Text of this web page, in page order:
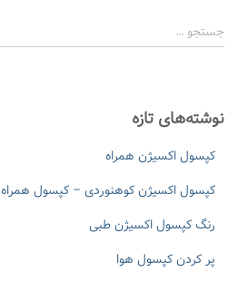
س
ب
جستجو …
نوشته‌های تازه
کپسول اکسیژن همراه
کپسول اکسیژن کوهنوردی – کپسول همراه
رنگ کپسول اکسیژن طبی
پر کردن کپسول هوا